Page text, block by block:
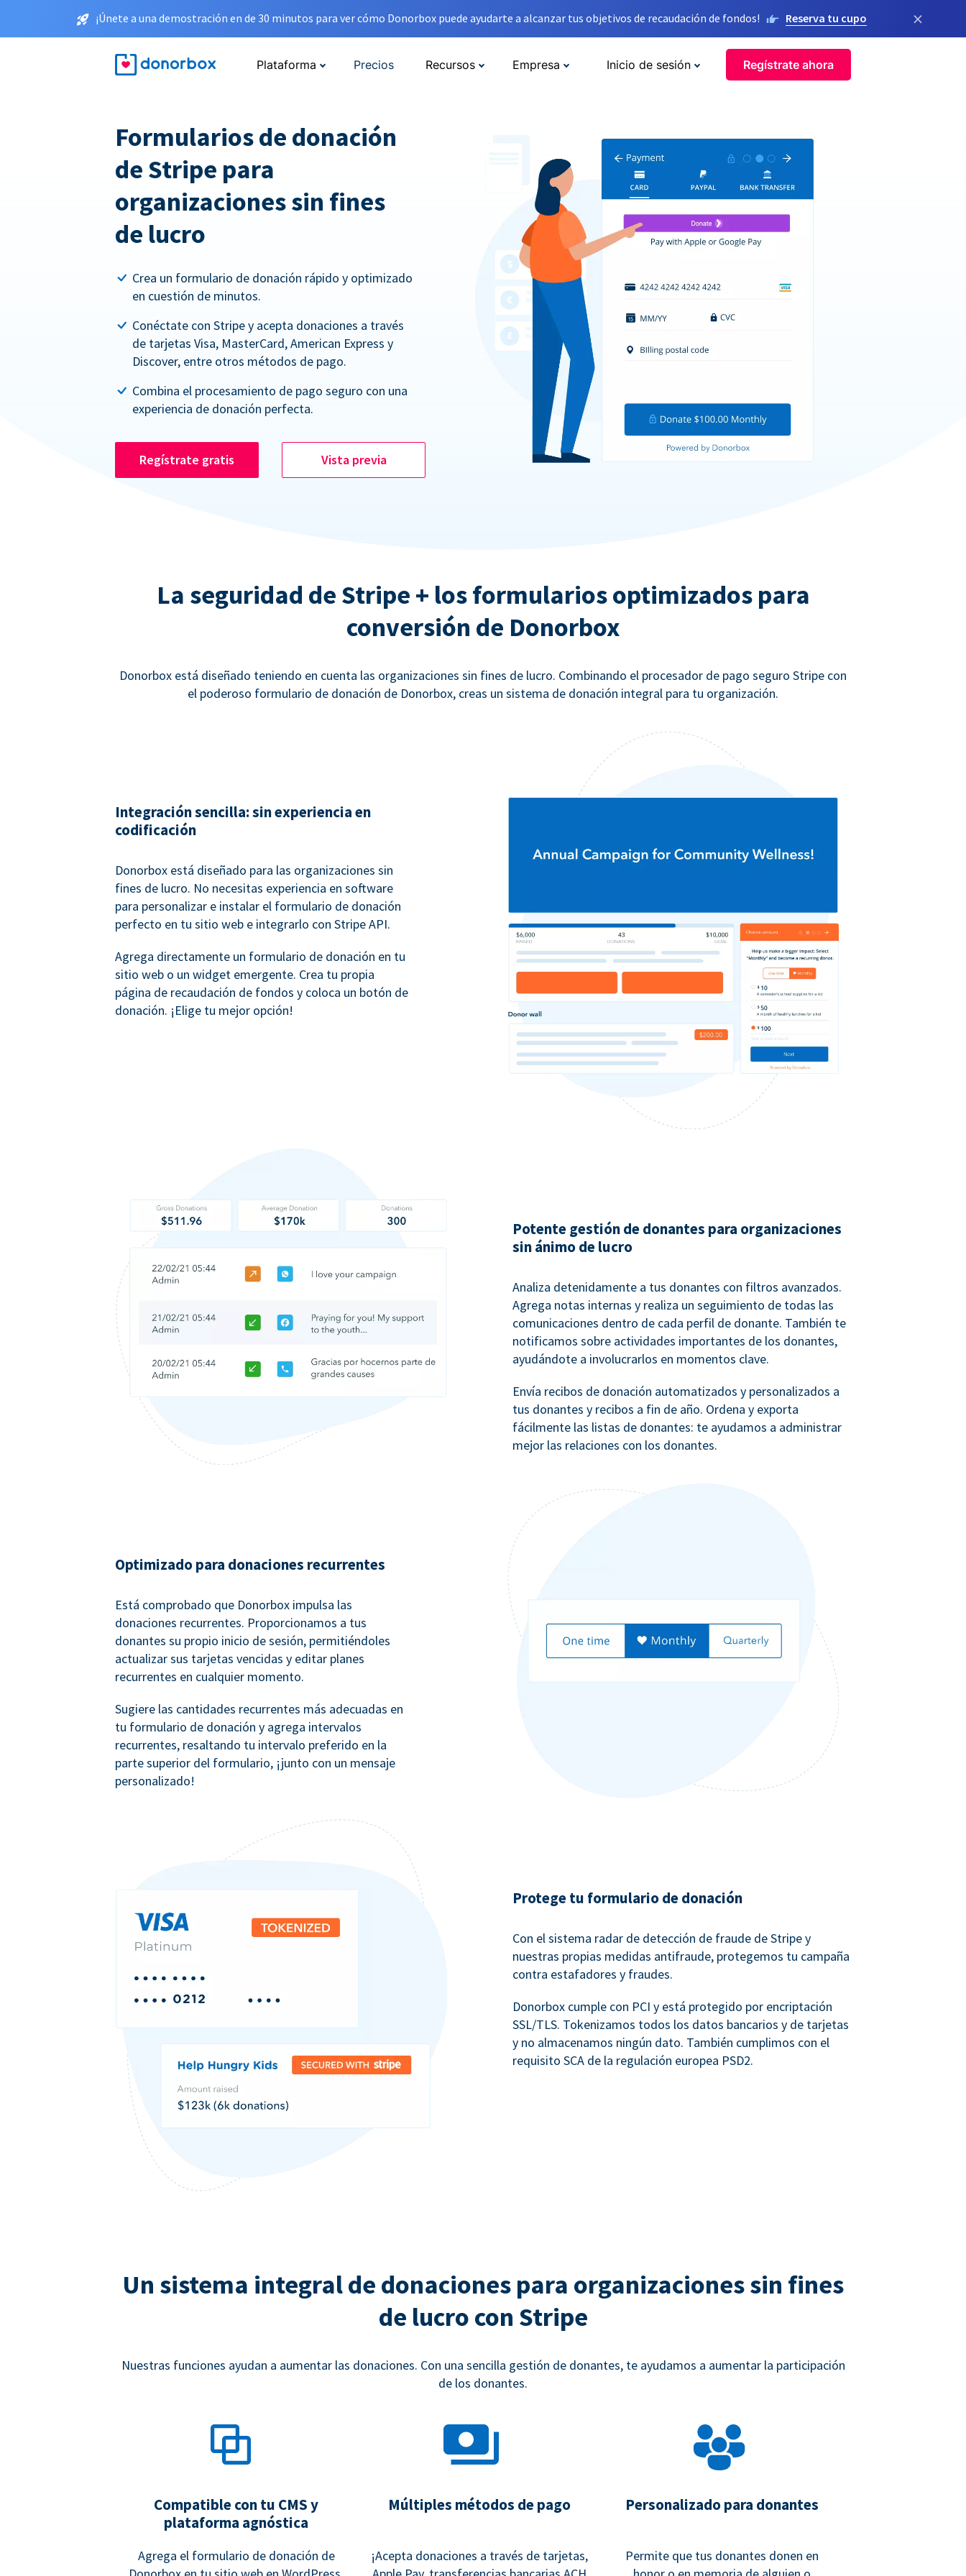
¡Únete a una demostración en de 30 minutos para ver cómo Donorbox puede ayudarte a alcanzar tus objetivos de recaudación de fondos! Reserva tu cupo ×
Plataforma Precios Recursos Empresa Inicio de sesión Regístrate ahora
Formularios de donación
de Stripe para
organizaciones sin fines
de lucro
Crea un formulario de donación rápido y optimizado
en cuestión de minutos.
Conéctate con Stripe y acepta donaciones a través
de tarjetas Visa, MasterCard, American Express y
Discover, entre otros métodos de pago.
Combina el procesamiento de pago seguro con una
experiencia de donación perfecta.
Regístrate gratis Vista previa
La seguridad de Stripe + los formularios optimizados para
conversión de Donorbox
Donorbox está diseñado teniendo en cuenta las organizaciones sin fines de lucro. Combinando el procesador de pago seguro Stripe con
el poderoso formulario de donación de Donorbox, creas un sistema de donación integral para tu organización.
Integración sencilla: sin experiencia en
codificación
Donorbox está diseñado para las organizaciones sin
fines de lucro. No necesitas experiencia en software
para personalizar e instalar el formulario de donación
perfecto en tu sitio web e integrarlo con Stripe API.
Agrega directamente un formulario de donación en tu
sitio web o un widget emergente. Crea tu propia
página de recaudación de fondos y coloca un botón de
donación. ¡Elige tu mejor opción!
Potente gestión de donantes para organizaciones
sin ánimo de lucro
Analiza detenidamente a tus donantes con filtros avanzados.
Agrega notas internas y realiza un seguimiento de todas las
comunicaciones dentro de cada perfil de donante. También te
notificamos sobre actividades importantes de los donantes,
ayudándote a involucrarlos en momentos clave.
Envía recibos de donación automatizados y personalizados a
tus donantes y recibos a fin de año. Ordena y exporta
fácilmente las listas de donantes: te ayudamos a administrar
mejor las relaciones con los donantes.
Optimizado para donaciones recurrentes
Está comprobado que Donorbox impulsa las
donaciones recurrentes. Proporcionamos a tus
donantes su propio inicio de sesión, permitiéndoles
actualizar sus tarjetas vencidas y editar planes
recurrentes en cualquier momento.
Sugiere las cantidades recurrentes más adecuadas en
tu formulario de donación y agrega intervalos
recurrentes, resaltando tu intervalo preferido en la
parte superior del formulario, ¡junto con un mensaje
personalizado!
Protege tu formulario de donación
Con el sistema radar de detección de fraude de Stripe y
nuestras propias medidas antifraude, protegemos tu campaña
contra estafadores y fraudes.
Donorbox cumple con PCI y está protegido por encriptación
SSL/TLS. Tokenizamos todos los datos bancarios y de tarjetas
y no almacenamos ningún dato. También cumplimos con el
requisito SCA de la regulación europea PSD2.
Un sistema integral de donaciones para organizaciones sin fines
de lucro con Stripe
Nuestras funciones ayudan a aumentar las donaciones. Con una sencilla gestión de donantes, te ayudamos a aumentar la participación
de los donantes.
Compatible con tu CMS y
plataforma agnóstica
Agrega el formulario de donación de
Múltiples métodos de pago
¡Acepta donaciones a través de tarjetas,
Personalizado para donantes
Permite que tus donantes donen en